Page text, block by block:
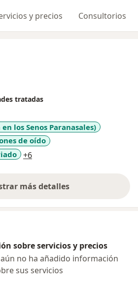
y precios Consultorios
tratadas
los Senos Paranasales)
de oído
+6a11y_sr_more_diseases
más detalles
sobre la experiencia
sobre servicios y precios
no ha añadido información
sus servicios